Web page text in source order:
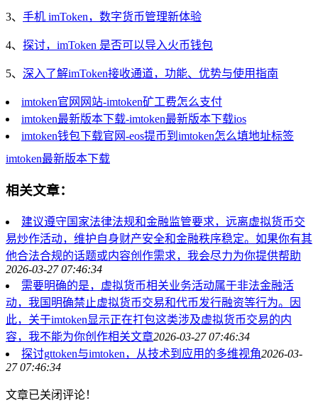
3、 手机 imToken，数字货币管理新体验
4、 探讨，imToken 是否可以导入火币钱包
5、 深入了解imToken接收通道，功能、优势与使用指南
imtoken官网网站-imtoken矿工费怎么支付
imtoken最新版本下载-imtoken最新版本下载ios
imtoken钱包下载官网-eos提币到imtoken怎么填地址标签
imtoken最新版本下载
相关文章：
建议遵守国家法律法规和金融监管要求，远离虚拟货币交
易炒作活动，维护自身财产安全和金融秩序稳定。如果你有其
他合法合规的话题或内容创作需求，我会尽力为你提供帮助
2026-03-27 07:46:34
需要明确的是，虚拟货币相关业务活动属于非法金融活
动，我国明确禁止虚拟货币交易和代币发行融资等行为。因
此，关于imtoken显示正在打包这类涉及虚拟货币交易的内
容，我不能为你创作相关文章2026-03-27 07:46:34
探讨gttoken与imtoken，从技术到应用的多维视角2026-03-
27 07:46:34
文章已关闭评论！